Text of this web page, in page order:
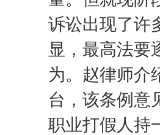
诉讼出现了许
显，最高法要
为。赵律师介
台，该条例意
职业打假人持